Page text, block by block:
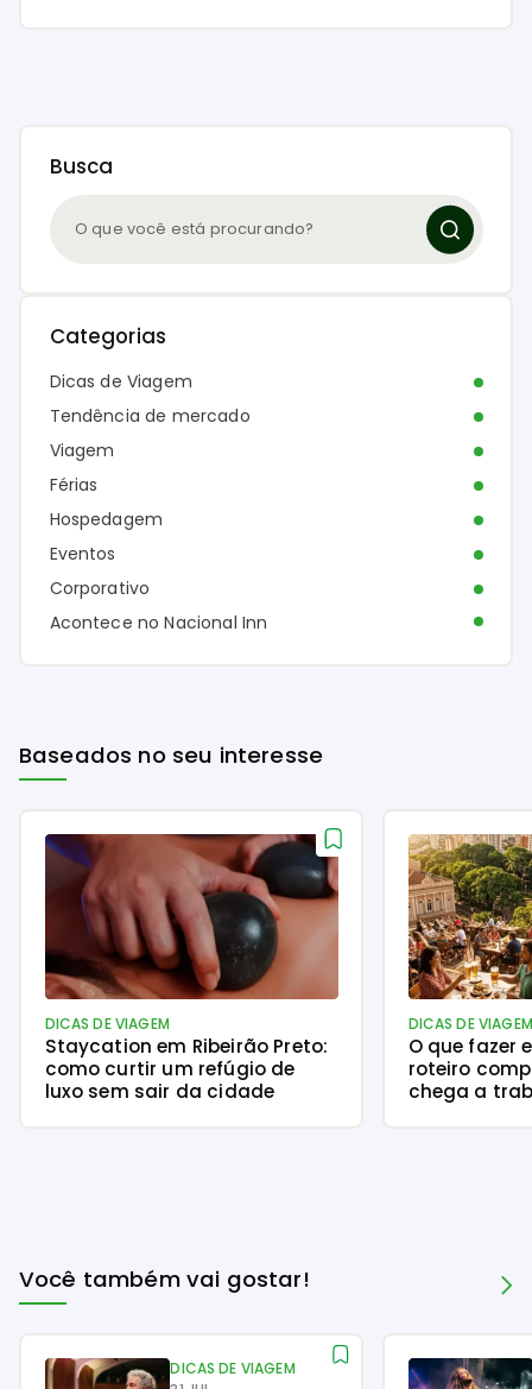
Busca
Categorias
Dicas de Viagem
Tendência de mercado
Viagem
Férias
Hospedagem
Eventos
Corporativo
Acontece no Nacional Inn
Baseados no seu interesse
DICAS DE VIAGEM
Staycation em Ribeirão Preto:
como curtir um refúgio de
luxo sem sair da cidade
DICAS DE VIAGEM
O que fazer
roteiro
chega a
Você também vai gostar!
DICAS DE VIAGEM